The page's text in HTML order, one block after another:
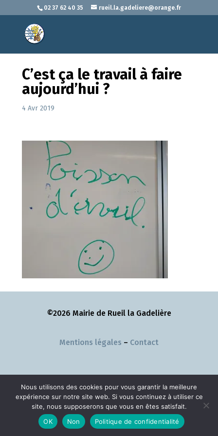
02 37 62 40 35 rueil.la.gadeliere@orange.fr
C’est ça le travail à faire
aujourd’hui ?
4 Avr 2019
©2026 Mairie de Rueil la Gadelière
Mentions légales – Contact
Nous utilisons des cookies pour vous garantir la meilleure
expérience sur notre site web. Si vous continuez à utiliser ce
site, nous supposerons que vous en êtes satisfait.
OK
Non Politique de confidentialité